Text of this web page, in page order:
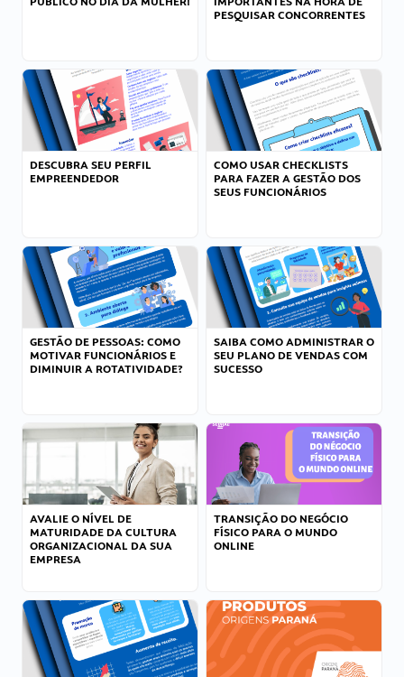
PESQUISAR CONCORRENTES
DESCUBRA SEU PERFIL
EMPREENDEDOR
COMO USAR CHECKLISTS
PARA FAZER A GESTÃO DOS
SEUS FUNCIONÁRIOS
GESTÃO DE PESSOAS: COMO
MOTIVAR FUNCIONÁRIOS E
DIMINUIR A ROTATIVIDADE?
SAIBA COMO ADMINISTRAR O
SEU PLANO DE VENDAS COM
SUCESSO
AVALIE O NÍVEL DE
MATURIDADE DA CULTURA
ORGANIZACIONAL DA SUA
EMPRESA
TRANSIÇÃO DO NEGÓCIO
FÍSICO PARA O MUNDO
ONLINE